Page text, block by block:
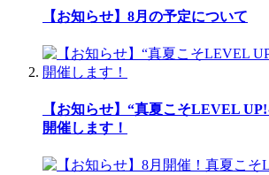
【お知らせ】8月の予定について
【お知らせ】“真夏こそLEVEL
開催します！